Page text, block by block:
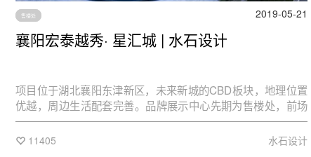
售楼处 2019-05-21
襄阳宏泰越秀· 星汇城 | 水石设计
项目位于湖北襄阳东津新区，未来新城的CBD板块，地理位置
优越，周边生活配套完善。品牌展示中心先期为售楼处，前场
为开放广场和景观共享的场所，后期将作为商业运营和城市展
览馆，为市民开放。
11405 水石设计